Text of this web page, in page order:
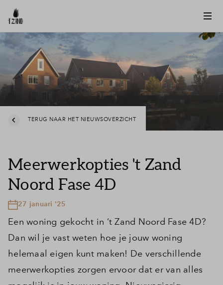
TERUG NAAR HET NIEUWSOVERZICHT
Meerwerkopties 't Zand
Noord Fase 4D
27 januari '25
Een woning gekocht in ‘t Zand Noord Fase 4D?
Dan wil je vast weten hoe je jouw woning
helemaal eigen kunt maken! De verschillende
meerwerkopties zorgen ervoor dat er van alles